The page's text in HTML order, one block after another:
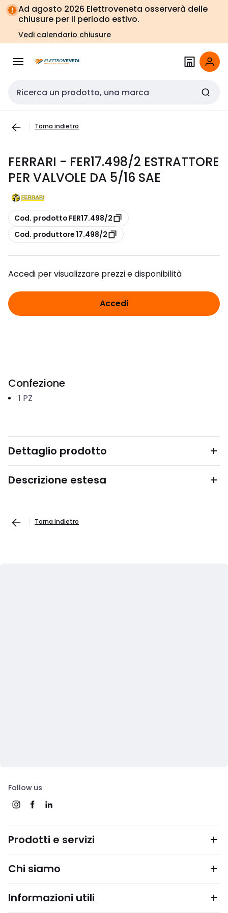
Vai alla
navigazione
Vai
alla
pagina
Ad agosto 2026 Elettroveneta osserverà delle
chiusure per il periodo estivo.
Vedi calendario chiusure
Cerca input
Torna indietro
FERRARI - FER17.498/2 ESTRATTORE
PER VALVOLE DA 5/16 SAE
copia
Cod. prodotto FER17.498/2
copia
Cod. produttore 17.498/2
Accedi per visualizzare prezzi e disponibilità
Accedi
Confezione
1 PZ
Dettaglio prodotto
Descrizione estesa
Torna indietro
Follow us
Prodotti e servizi
Chi siamo
Informazioni utili